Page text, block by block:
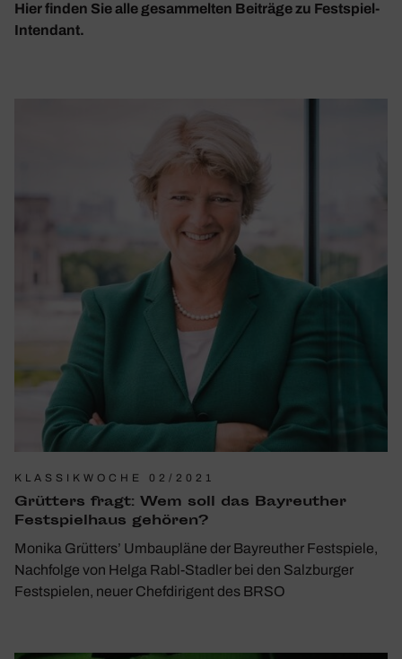
Hier finden Sie alle gesammelten Beiträge zu Festspiel-
Intendant.
KLASSIKWOCHE 02/2021
Grüt­ters fragt: Wem soll das Bayreu­ther
Fest­spiel­haus gehören?
Monika Grütters’ Umbaupläne der Bayreuther Festspiele,
Nachfolge von Helga Rabl-Stadler bei den Salzburger
Festspielen, neuer Chefdirigent des BRSO